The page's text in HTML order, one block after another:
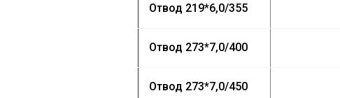
Отвод 219*6,0/355
Отвод 273*7,0/400
Отвод 273*7,0/450